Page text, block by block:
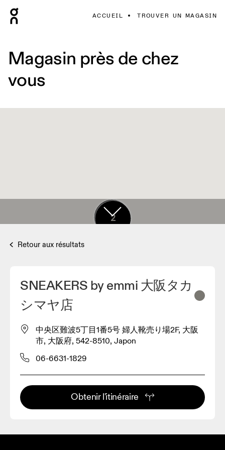
ACCUEIL TROUVER UN MAGASIN
Magasin près de chez
vous
12
2
Retour aux résultats
SNEAKERS by emmi 大阪タカ
シマヤ店
中央区難波5丁目1番5号 婦人靴売り場2F, 大阪
市, 大阪府, 542-8510, Japon
06-6631-1829
Obtenir l'itinéraire